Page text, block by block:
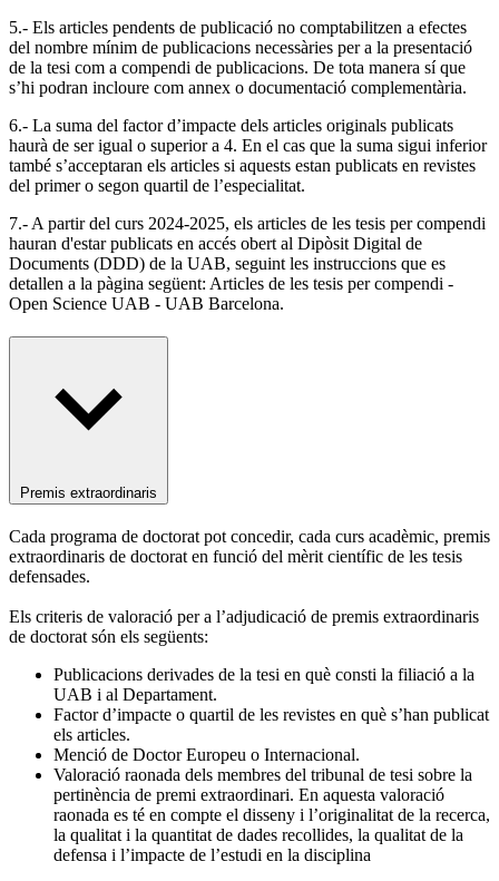
5.- Els articles pendents de publicació no comptabilitzen a efectes
del nombre mínim de publicacions necessàries per a la presentació
de la tesi com a compendi de publicacions. De tota manera sí que
s’hi podran incloure com annex o documentació complementària.
6.- La suma del factor d’impacte dels articles originals publicats
haurà de ser igual o superior a 4. En el cas que la suma sigui inferior
també s’acceptaran els articles si aquests estan publicats en revistes
del primer o segon quartil de l’especialitat.
7.- A partir del curs 2024-2025, els articles de les tesis per compendi
hauran d'estar publicats en accés obert al Dipòsit Digital de
Documents (DDD) de la UAB, seguint les instruccions que es
detallen a la pàgina següent: Articles de les tesis per compendi -
Open Science UAB - UAB Barcelona.
Premis extraordinaris
Cada programa de doctorat pot concedir, cada curs acadèmic, premis
extraordinaris de doctorat en funció del mèrit científic de les tesis
defensades.
Els criteris de valoració per a l’adjudicació de premis extraordinaris
de doctorat són els següents:
Publicacions derivades de la tesi en què consti la filiació a la
UAB i al Departament.
Factor d’impacte o quartil de les revistes en què s’han publicat
els articles.
Menció de Doctor Europeu o Internacional.
Valoració raonada dels membres del tribunal de tesi sobre la
pertinència de premi extraordinari. En aquesta valoració
raonada es té en compte el disseny i l’originalitat de la recerca,
la qualitat i la quantitat de dades recollides, la qualitat de la
defensa i l’impacte de l’estudi en la disciplina